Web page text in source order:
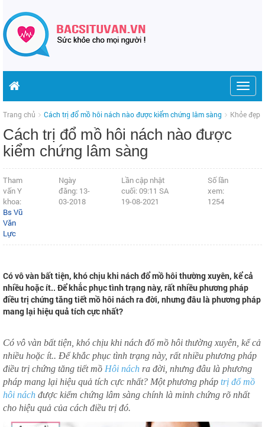
Trang chủ Cách trị đổ mồ hôi nách nào được kiểm chứng lâm sàng Khỏe đẹp
Cách trị đổ mồ hôi nách nào được
kiểm chứng lâm sàng
Tham
vấn Y
khoa:
Bs Vũ
Văn
Lực
Ngày
đăng: 13-
03-2018
Lần cập nhật
cuối: 09:11 SA
19-08-2021
Số lần
xem:
1254
Có vô vàn bất tiện, khó chịu khi nách đổ mồ hôi thường xuyên, kể cả
nhiều hoặc ít.. Để khắc phục tình trạng này, rất nhiều phương pháp
điều trị chứng tăng tiết mồ hôi nách ra đời, nhưng đâu là phương pháp
mang lại hiệu quả tích cực nhất?
Có vô vàn bất tiện, khó chịu khi nách đổ mồ hôi thường xuyên, kể cả
nhiều hoặc ít.. Để khắc phục tình trạng này, rất nhiều phương pháp
điều trị chứng tăng tiết mồ Hôi nách ra đời, nhưng đâu là phương
pháp mang lại hiệu quả tích cực nhất? Một phương pháp trị đổ mồ
hôi nách được kiểm chứng lâm sàng chính là minh chứng rõ nhất
cho hiệu quả của cách điều trị đó.